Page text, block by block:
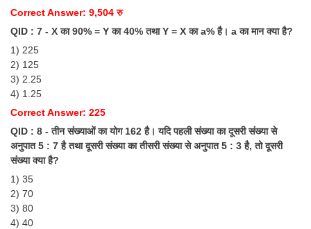
Scientific Assistant Exam
ACIO (IB) Exam
MTS
MTS Exam Syllabus
MTS Study Notes
Correct Answer: 9,504 रु
QID : 7 - X का 90% = Y का 40% तथा Y = X का a% है। a का मान क्या है?
1) 225
2) 125
3) 2.25
4) 1.25
Correct Answer: 225
QID : 8 - तीन संख्याओं का योग 162 है। यदि पहली संख्या का दूसरी संख्या से
अनुपात 5 : 7 है तथा दूसरी संख्या का तीसरी संख्या से अनुपात 5 : 3 है, तो दूसरी
संख्या क्या है?
1) 35
2) 70
3) 80
4) 40